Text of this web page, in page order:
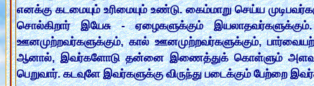
எனக்கு கடமையும் உரிமையும் உண்டு. கைம்மாறு செய்ய
சொல்கிறார் இயேசு - ஏழைகளுக்கும்
ஊனமுற்றவர்களுக்கும், கால் ஊனமுற்றவர்களுக்கும்,
ஆனால், இவர்களோடு தன்னை இணைத்துக் கொள்ளும்
பெறுவார். கடவுளே இவர்களுக்கு விருந்து படைக்கும் பேற்றை